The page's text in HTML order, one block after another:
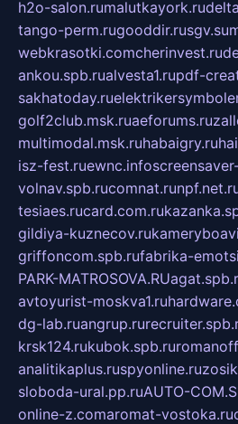
h2o-salon.rumalutkayork.ru
tango-perm.rugooddir.rusgv.su
webkrasotki.comcherinvest.ru
ankou.spb.rualvesta1.rupdf-
sakhatoday.ru
golf2club.msk.ruaeforums.ru
multimodal.msk.ruhabaigry.ru
isz-fest.ruewnc.info
volnav.spb.rucomnat.ru
tesiaes.rucard.com.ru
gildiya-kuznecov.ru
griffoncom.spb.rufabrika-
PARK-MATROSOVA.RU
avtoyurist-moskva1.ru
dg-lab.ruangrup.ru
krsk124.rukubok.spb.ru
analitikaplus.ruspyonline.ru
sloboda-ural.pp.ruAUTO-
online-z.comaromat-vostoka.ru